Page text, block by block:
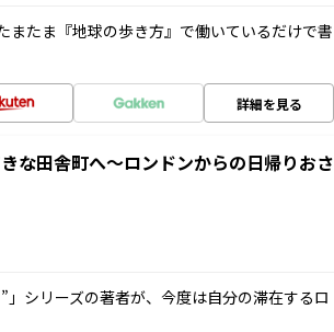
たま『地球の歩き方』で働いているだけで書
詳細を見る
な田舎町へ～ロンドンからの日帰りおさ
シリーズの著者が、今度は自分の滞在するロ